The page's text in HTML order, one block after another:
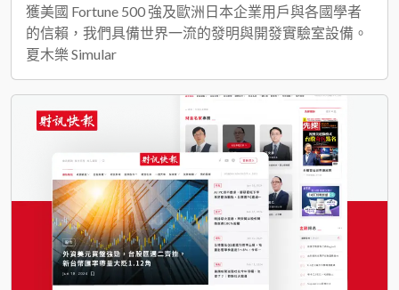
獲美國 Fortune 500 強及歐洲日本企業用戶與各國學者
的信賴，我們具備世界一流的發明與開發實驗室設備。
夏木樂 Simular